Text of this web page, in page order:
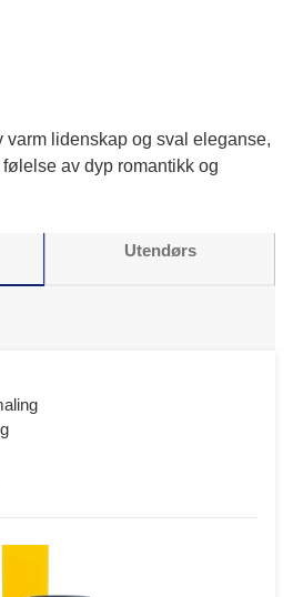
varm lidenskap og sval eleganse,
av dyp romantikk og
Utendørs